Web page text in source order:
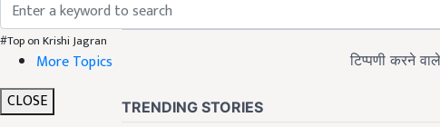
#Top on Krishi Jagran
More Topics
CLOSE